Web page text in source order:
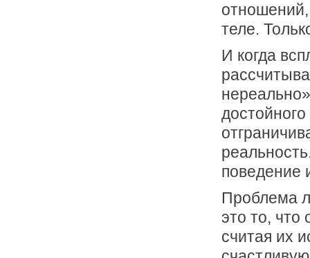
отношений,
теле.
И когда
поведение
Проблема
это то, что
считая их